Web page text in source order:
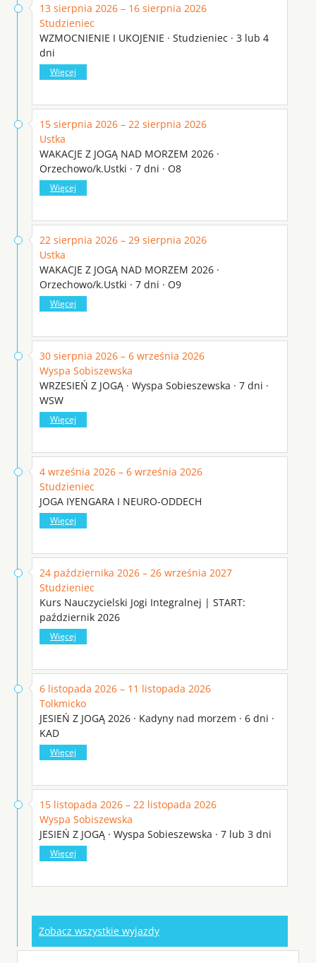
13 sierpnia 2026 – 16 sierpnia 2026
Studzieniec
WZMOCNIENIE I UKOJENIE · Studzieniec · 3 lub 4
dni
Więcej
15 sierpnia 2026 – 22 sierpnia 2026
Ustka
WAKACJE Z JOGĄ NAD MORZEM 2026 ·
Orzechowo/k.Ustki · 7 dni · O8
Więcej
22 sierpnia 2026 – 29 sierpnia 2026
Ustka
WAKACJE Z JOGĄ NAD MORZEM 2026 ·
Orzechowo/k.Ustki · 7 dni · O9
Więcej
30 sierpnia 2026 – 6 września 2026
Wyspa Sobiszewska
WRZESIEŃ Z JOGĄ · Wyspa Sobieszewska · 7 dni ·
WSW
Więcej
4 września 2026 – 6 września 2026
Studzieniec
JOGA IYENGARA I NEURO-ODDECH
Więcej
24 października 2026 – 26 września 2027
Studzieniec
Kurs Nauczycielski Jogi Integralnej | START:
październik 2026
Więcej
6 listopada 2026 – 11 listopada 2026
Tolkmicko
JESIEŃ Z JOGĄ 2026 · Kadyny nad morzem · 6 dni ·
KAD
Więcej
15 listopada 2026 – 22 listopada 2026
Wyspa Sobiszewska
JESIEŃ Z JOGĄ · Wyspa Sobieszewska · 7 lub 3 dni
Więcej
Zobacz wszystkie wyjazdy